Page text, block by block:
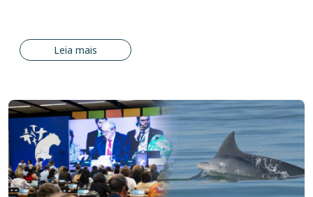
Leia mais
Imagem